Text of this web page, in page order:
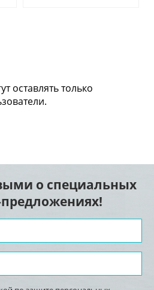
оставлять только
о специальных